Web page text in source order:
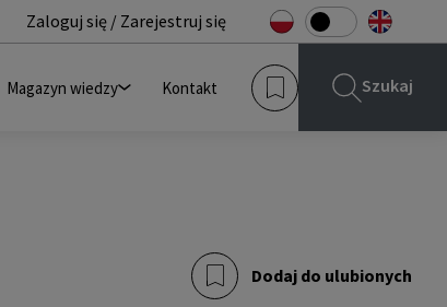
Zaloguj się / Zarejestruj się
Magazyn wiedzy Kontakt Szukaj
Dodaj do ulubionych